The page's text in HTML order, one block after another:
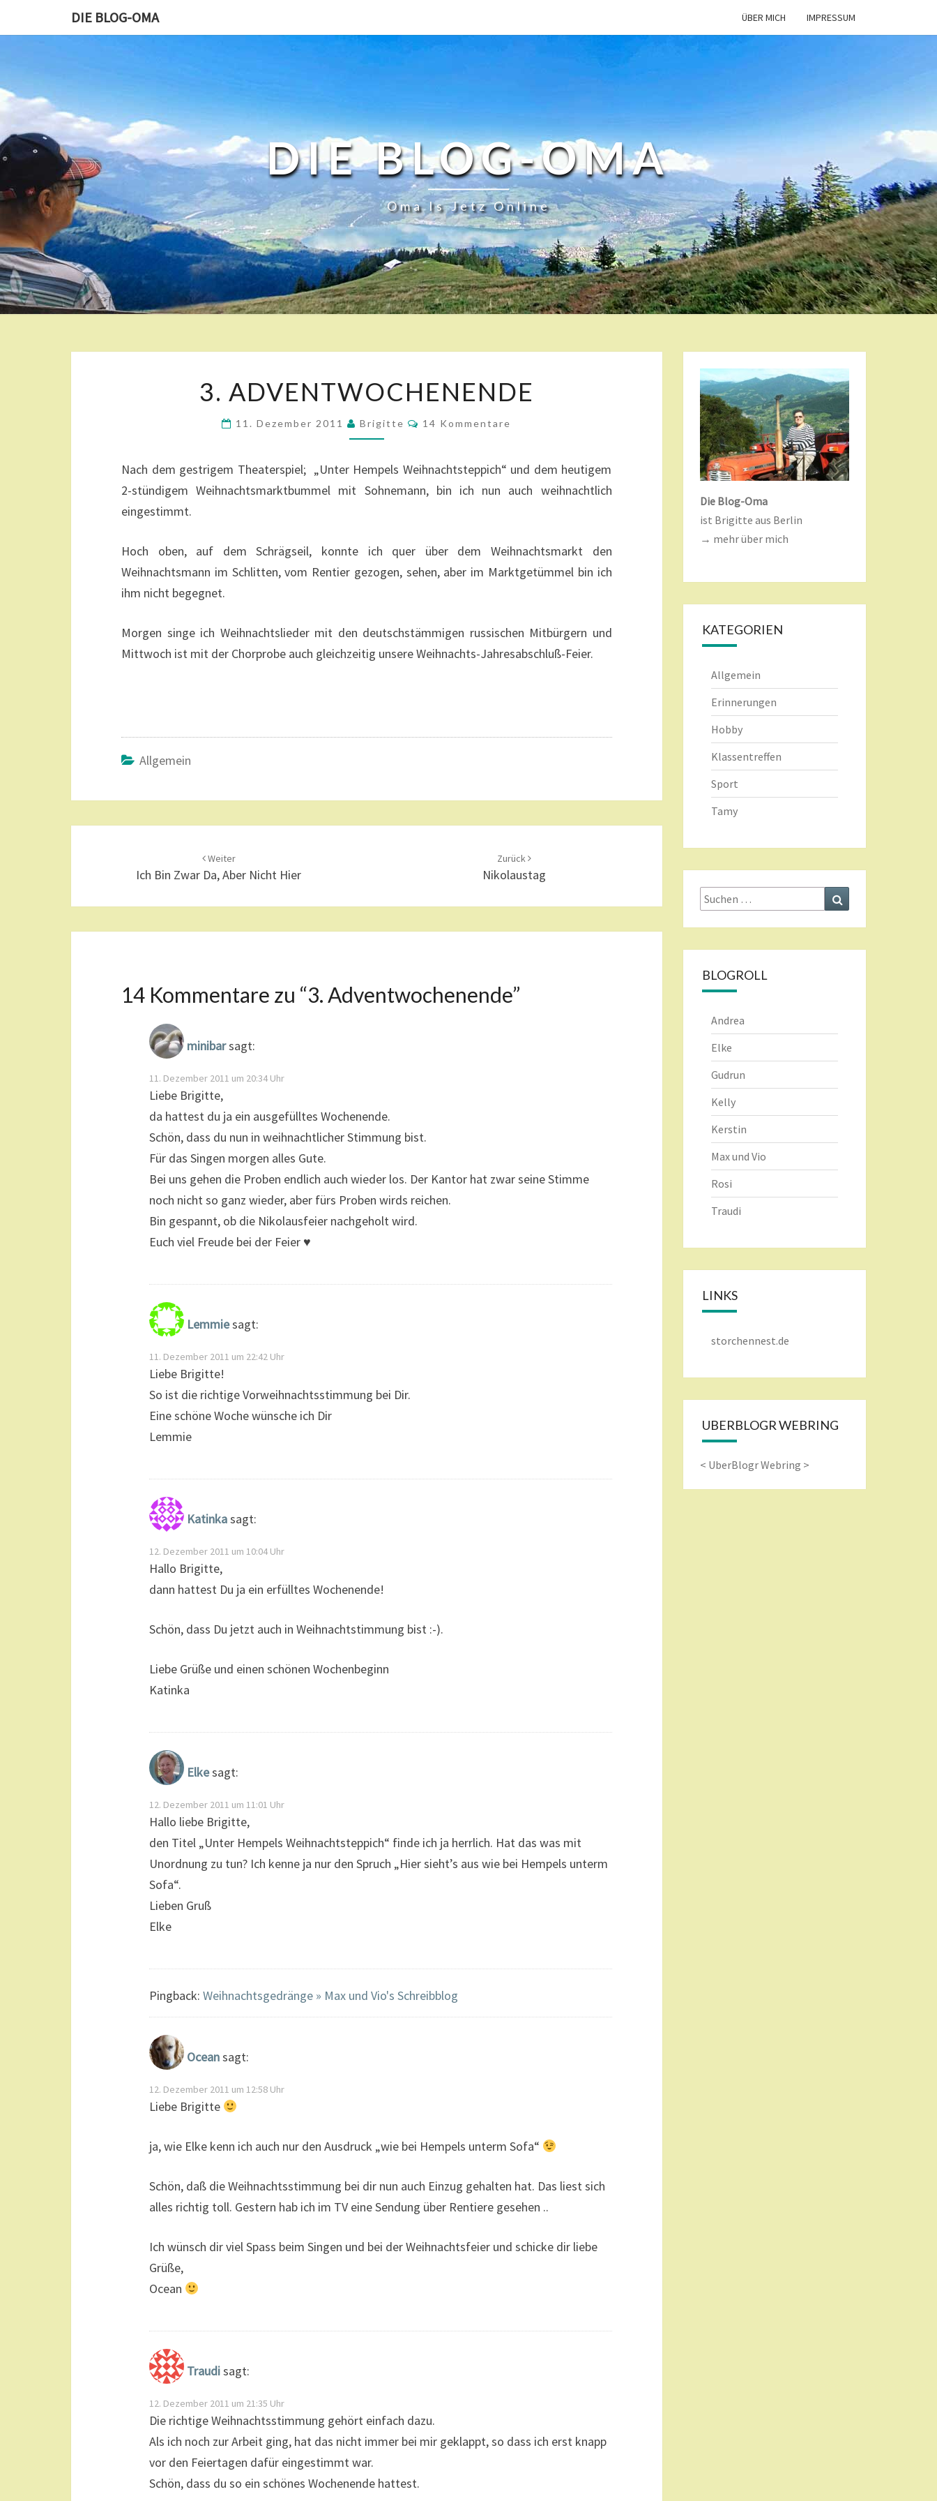
DIE BLOG-OMA ÜBER MICH IMPRESSUM
DIE BLOG-OMA
Oma Is Jetz Online
.
D
V
N
T
C
N
D
3. ADVENTWOCHENENDE
11. Dezember 2011 Brigitte
K
O
E
N
A
14 Kommentare
Nach dem gestrigem Theaterspiel; „Unter Hempels Weihnachtsteppich“ und dem heutigem
2-stündigem Weihnachtsmarktbummel mit Sohnemann, bin ich nun auch weihnachtlich
eingestimmt.
Hoch oben, auf dem Schrägseil, konnte ich quer über dem Weihnachtsmarkt den
Weihnachtsmann im Schlitten, vom Rentier gezogen, sehen, aber im Marktgetümmel bin ich
ihm nicht begegnet.
Morgen singe ich Weihnachtslieder mit den deutschstämmigen russischen Mitbürgern und
Mittwoch ist mit der Chorprobe auch gleichzeitig unsere Weihnachts-Jahresabschluß-Feier.
Allgemein
Beitragsnavigation
Weiter
Ich Bin Zwar Da, Aber Nicht Hier
Zurück
Nikolaustag
14 Kommentare zu “3. Adventwochenende”
minibarsagt:
11. Dezember 2011 um 20:34 Uhr
Liebe Brigitte,
da hattest du ja ein ausgefülltes Wochenende.
Schön, dass du nun in weihnachtlicher Stimmung bist.
Für das Singen morgen alles Gute.
Bei uns gehen die Proben endlich auch wieder los. Der Kantor hat zwar seine Stimme
noch nicht so ganz wieder, aber fürs Proben wirds reichen.
Bin gespannt, ob die Nikolausfeier nachgeholt wird.
Euch viel Freude bei der Feier ♥
Lemmiesagt:
11. Dezember 2011 um 22:42 Uhr
Liebe Brigitte!
So ist die richtige Vorweihnachtsstimmung bei Dir.
Eine schöne Woche wünsche ich Dir
Lemmie
Katinkasagt:
12. Dezember 2011 um 10:04 Uhr
Hallo Brigitte,
dann hattest Du ja ein erfülltes Wochenende!
Schön, dass Du jetzt auch in Weihnachtstimmung bist :-).
Liebe Grüße und einen schönen Wochenbeginn
Katinka
Elkesagt:
12. Dezember 2011 um 11:01 Uhr
Hallo liebe Brigitte,
den Titel „Unter Hempels Weihnachtsteppich“ finde ich ja herrlich. Hat das was mit
Unordnung zu tun? Ich kenne ja nur den Spruch „Hier sieht’s aus wie bei Hempels unterm
Sofa“.
Lieben Gruß
Elke
Pingback: Weihnachtsgedränge » Max und Vio's Schreibblog
Oceansagt:
12. Dezember 2011 um 12:58 Uhr
Liebe Brigitte
ja, wie Elke kenn ich auch nur den Ausdruck „wie bei Hempels unterm Sofa“
Schön, daß die Weihnachtsstimmung bei dir nun auch Einzug gehalten hat. Das liest sich
alles richtig toll. Gestern hab ich im TV eine Sendung über Rentiere gesehen ..
Ich wünsch dir viel Spass beim Singen und bei der Weihnachtsfeier und schicke dir liebe
Grüße,
Ocean
Traudisagt:
12. Dezember 2011 um 21:35 Uhr
Die richtige Weihnachtsstimmung gehört einfach dazu.
Als ich noch zur Arbeit ging, hat das nicht immer bei mir geklappt, so dass ich erst knapp
vor den Feiertagen dafür eingestimmt war.
Schön, dass du so ein schönes Wochenende hattest.
Die Blog-Oma
ist Brigitte aus Berlin
→ mehr über mich
KATEGORIEN
Allgemein
Erinnerungen
Hobby
Klassentreffen
Sport
Tamy
Suche
nach:
BLOGROLL
Andrea
Elke
Gudrun
Kelly
Kerstin
Max und Vio
Rosi
Traudi
LINKS
storchennest.de
UBERBLOGR WEBRING
< UberBlogr Webring >